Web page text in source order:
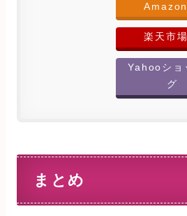
Amazon
楽天市場
Yahooショ
グ
まとめ